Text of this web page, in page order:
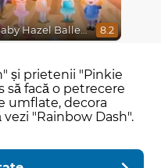
Baby Hazel Ballerina Dance 8.2
și prietenii "Pinkie
să facă o petrecere
umflate, decora
"Rainbow Dash".